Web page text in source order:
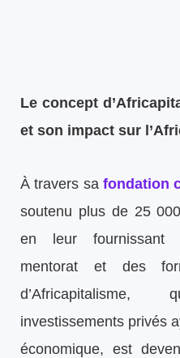
Le concept
et son impact sur
À travers sa fondation
soutenu plus de 25
en leur fournissant
mentorat et des
investissements privés
économique, est